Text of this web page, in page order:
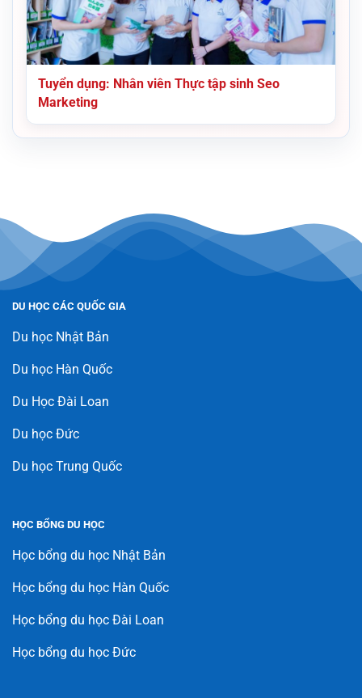
Tuyển dụng: Nhân viên Thực tập sinh Seo
Marketing
DU HỌC CÁC QUỐC GIA
Du học Nhật Bản
Du học Hàn Quốc
Du Học Đài Loan
Du học Đức
Du học Trung Quốc
HỌC BỔNG DU HỌC
Học bổng du học Nhật Bản
Học bổng du học Hàn Quốc
Học bổng du học Đài Loan
Học bổng du học Đức